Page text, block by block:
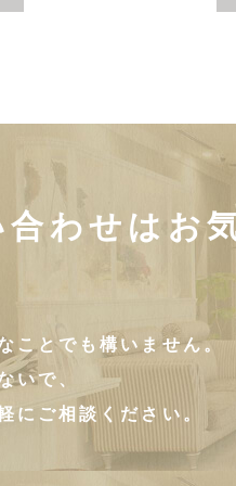
合わせはお
ことでも構いません。
いで、
にご相談ください。